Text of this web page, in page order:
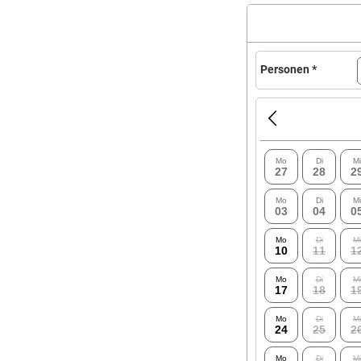
Personen *
Mo
27
Di
28
Mi
Mo
03
Di
04
Mi
Mo
10
Di
11
Mi
Mo
17
Di
18
Mi
Mo
24
Di
25
Mi
Mo Di Mi